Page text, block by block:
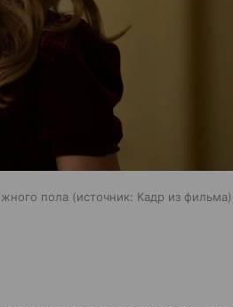
пола источник: Кадр из фильма